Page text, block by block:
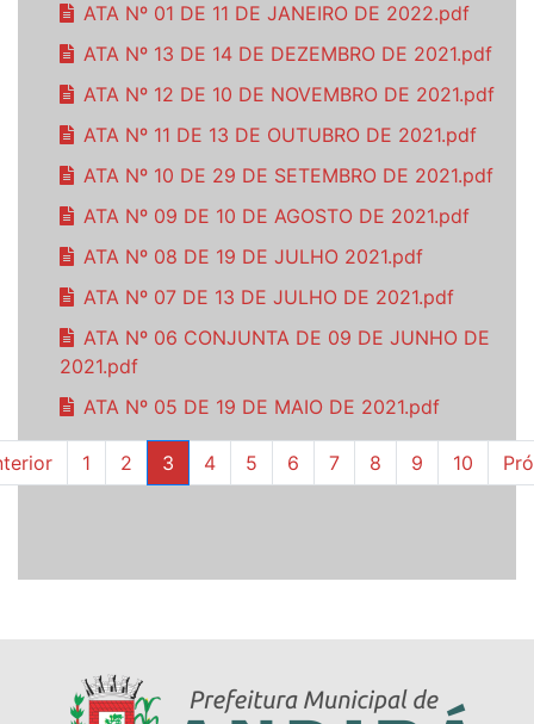
ATA Nº 01 DE 11 DE JANEIRO DE 2022.pdf
ATA Nº 13 DE 14 DE DEZEMBRO DE 2021.pdf
ATA Nº 12 DE 10 DE NOVEMBRO DE 2021.pdf
ATA Nº 11 DE 13 DE OUTUBRO DE 2021.pdf
ATA Nº 10 DE 29 DE SETEMBRO DE 2021.pdf
ATA Nº 09 DE 10 DE AGOSTO DE 2021.pdf
ATA Nº 08 DE 19 DE JULHO 2021.pdf
ATA Nº 07 DE 13 DE JULHO DE 2021.pdf
ATA Nº 06 CONJUNTA DE 09 DE JUNHO DE
2021.pdf
ATA Nº 05 DE 19 DE MAIO DE 2021.pdf
1 2 3 4 5 6 7 8 9 10